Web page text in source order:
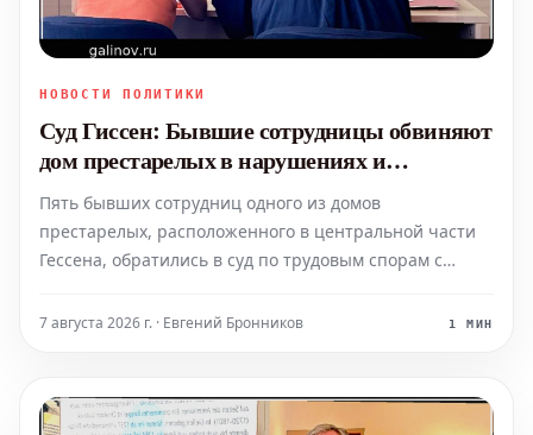
НОВОСТИ ПОЛИТИКИ
Суд Гиссен: Бывшие сотрудницы обвиняют
дом престарелых в нарушениях и
неправомерных увольнениях
Пять бывших сотрудниц одного из домов
престарелых, расположенного в центральной части
Гессена, обратились в суд по трудовым спорам с
Они утверждают, что были уволены после того, как
7 августа 2026 г. · Евгений Бронников 1 МИН